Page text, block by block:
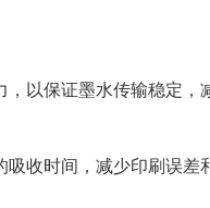
以保证墨水传输稳定，
收时间，减少印刷误差